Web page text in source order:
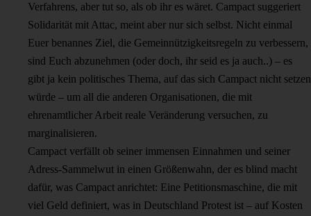
Verfahrens, aber tut so, als ob ihr es wäret. Campact suggeriert
Solidarität mit Attac, meint aber nur sich selbst. Nicht einmal
Euer benannes Ziel, die Gemeinnützigkeitsregeln zu verbessern,
sind Euch abzunehmen (oder doch, ihr seid es ja auch..) – es
gibt ja kein politisches Thema, auf das sich Campact nicht setzen
würde – um all die anderen Organisationen, die mit
ehrenamtlicher Arbeit reale Veränderung versuchen, zu
marginalisieren.
Campact verfällt ob seiner immensen Einnahmen und seiner
Adress-Sammelwut in einen Größenwahn, der es blind macht
dafür, was Campact anrichtet: Eine Petitionsmaschine, die mit
viel Geld definiert, was in Deutschland Protest ist – auf Kosten